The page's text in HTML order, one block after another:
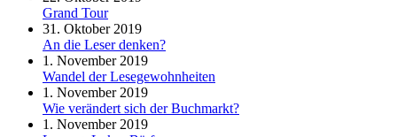
Grand Tour
31. Oktober 2019
An die Leser denken?
1. November 2019
Wandel der Lesegewohnheiten
1. November 2019
Wie verändert sich der Buchmarkt?
1. November 2019